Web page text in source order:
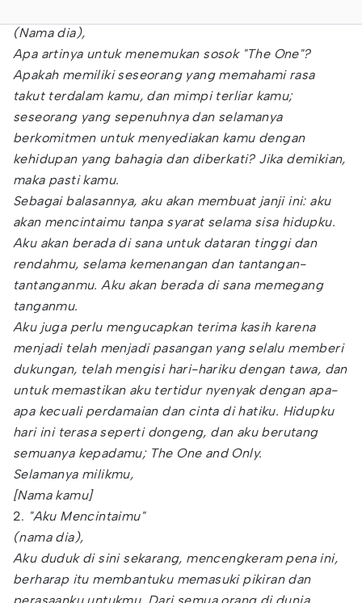
(Nama dia),
Apa artinya untuk menemukan sosok "The One"?
Apakah memiliki seseorang yang memahami rasa
takut terdalam kamu, dan mimpi terliar kamu;
seseorang yang sepenuhnya dan selamanya
berkomitmen untuk menyediakan kamu dengan
kehidupan yang bahagia dan diberkati? Jika demikian,
maka pasti kamu.
Sebagai balasannya, aku akan membuat janji ini: aku
akan mencintaimu tanpa syarat selama sisa hidupku.
Aku akan berada di sana untuk dataran tinggi dan
rendahmu, selama kemenangan dan tantangan-
tantanganmu. Aku akan berada di sana memegang
tanganmu.
Aku juga perlu mengucapkan terima kasih karena
menjadi telah menjadi pasangan yang selalu memberi
dukungan, telah mengisi hari-hariku dengan tawa, dan
untuk memastikan aku tertidur nyenyak dengan apa-
apa kecuali perdamaian dan cinta di hatiku. Hidupku
hari ini terasa seperti dongeng, dan aku berutang
semuanya kepadamu; The One and Only.
Selamanya milikmu,
[Nama kamu]
2. "Aku Mencintaimu"
(nama dia),
Aku duduk di sini sekarang, mencengkeram pena ini,
berharap itu membantuku memasuki pikiran dan